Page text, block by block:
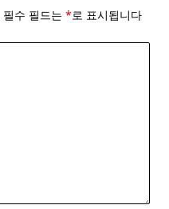
필수 필드는 *로 표시됩니다